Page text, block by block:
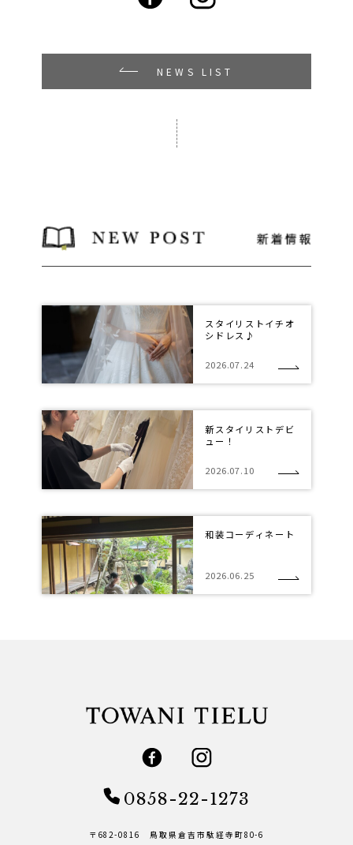
NEWS LIST
スタイリストイチオ
シドレス♪
2026.07.24
新スタイリストデビ
ュー！
2026.07.10
和装コーディネート
2026.06.25
0858-22-1273
〒682-0816 鳥取県倉吉市駄経寺町80-6